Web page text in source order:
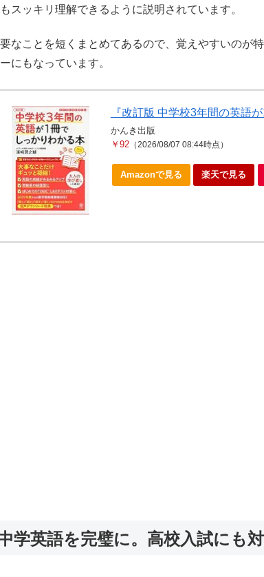
スッキリ理解できるように説明されています。
なことを短くまとめてあるので、覚えやすいのが
にもなっています。
『改訂版 中学校3年間の英語
かんき出版
￥92（2026/08/07 08:44時点）
Amazonで見る 楽天で見る
学英語を完璧に。高校入試にも